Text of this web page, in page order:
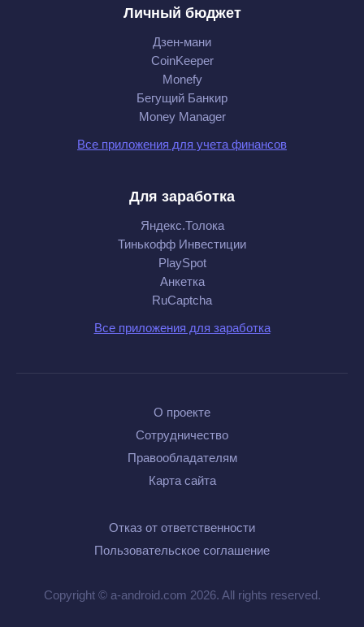
Личный бюджет
Дзен-мани
CoinKeeper
Monefy
Бегущий Банкир
Money Manager
Все приложения для учета финансов
Для заработка
Яндекс.Толока
Тинькофф Инвестиции
PlaySpot
Анкетка
RuCaptcha
Все приложения для заработка
О проекте
Сотрудничество
Правообладателям
Карта сайта
Отказ от ответственности
Пользовательское соглашение
Copyright © a-android.com 2026. All rights reserved.